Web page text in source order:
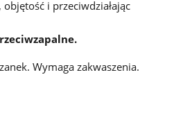
i przeciwdziałając
Wymaga zakwaszenia.